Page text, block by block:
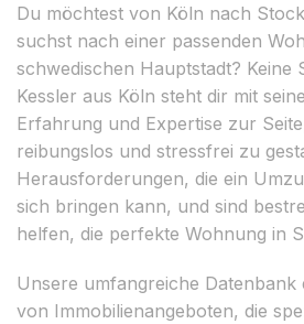
Du möchtest von Köln nach
suchst nach einer passenden
schwedischen Hauptstadt? Keine
Kessler aus Köln steht dir mit
Erfahrung und Expertise zur
reibungslos und stressfrei zu
Herausforderungen, die ein
sich bringen kann, und sind
helfen, die perfekte Wohnung in
Unsere umfangreiche Datenbank
von Immobilienangeboten, die